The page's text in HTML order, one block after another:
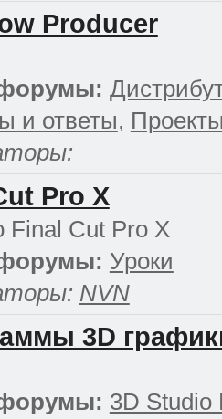
Producer
и ответы,
Pro X
Final Cut Pro X
Уроки
NVN
3D
3D Studio